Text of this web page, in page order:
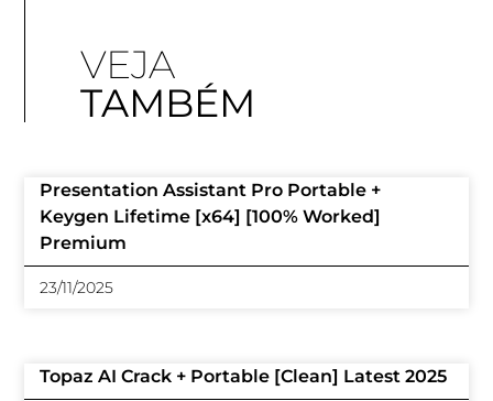
VEJA
TAMBÉM
Presentation Assistant Pro Portable +
Keygen Lifetime [x64] [100% Worked]
Premium
23/11/2025
Topaz AI Crack + Portable [Clean] Latest 2025